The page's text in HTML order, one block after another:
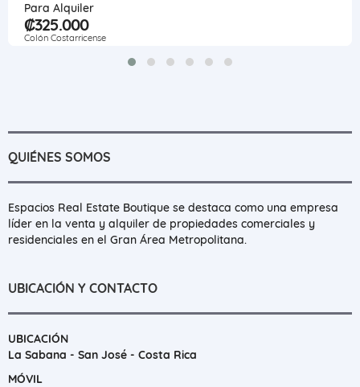
Para Alquiler
₡325.000
Colón Costarricense
QUIÉNES SOMOS
Espacios Real Estate Boutique se destaca como una empresa
líder en la venta y alquiler de propiedades comerciales y
residenciales en el Gran Área Metropolitana.
UBICACIÓN Y CONTACTO
UBICACIÓN
La Sabana - San José - Costa Rica
MÓVIL